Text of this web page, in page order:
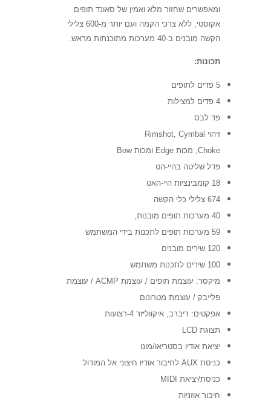
ומאפשרים שחזור מלא ואמין של סאונד תופים
אקוסטי, ללא צרכי הקמה ועם יותר מ-600 צלילי
הקשה מובנים ב-40 מערכות מתוכנתות מראש.
תכונות:
5 פדים לתופים
4 פדים למצילות
פד לבס
זיהוי Rimshot, Cymbal
Choke, מכות Edge ומכות Bow
פדל שליטה בהיי-הט
18 קומבינציות היי-האט
674 צלילי כלי הקשה
40 מערכות תופים מובנות,
59 מערכות תופים לתכנות בידי המשתמש
120 שירים מובנים
100 שירים לתכנות משתמש
מיקסר: עוצמת תופים / עוצמת ACMP / עוצמת
פלייבק / עוצמת מטרונום
אפקטים: ריברב, איקווליזר 4-רצועות
תצוגת LCD
יציאת אודיו בסטריאו/מונו
כניסת AUX לחיבור אודיו חיצוני אל המודול
כניסת/יציאת MIDI
חיבור אוזניות